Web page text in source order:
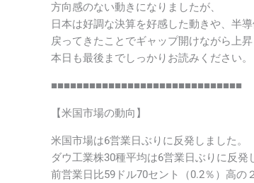
方向感のない動きになりましたが、
日本は好調な決算を好感した動きや、半
戻ってきたことでギャップ開けながら上昇
本日も最後までしっかりお読みください。
■■■■■■■■■■■■■■■■■■■■■■■■■■■■■■
【米国市場の動向】
米国市場は6営業日ぶりに反発しました。
ダウ工業株30種平均は6営業日ぶりに反発
前営業日比59ドル70セント（0.2％）高の